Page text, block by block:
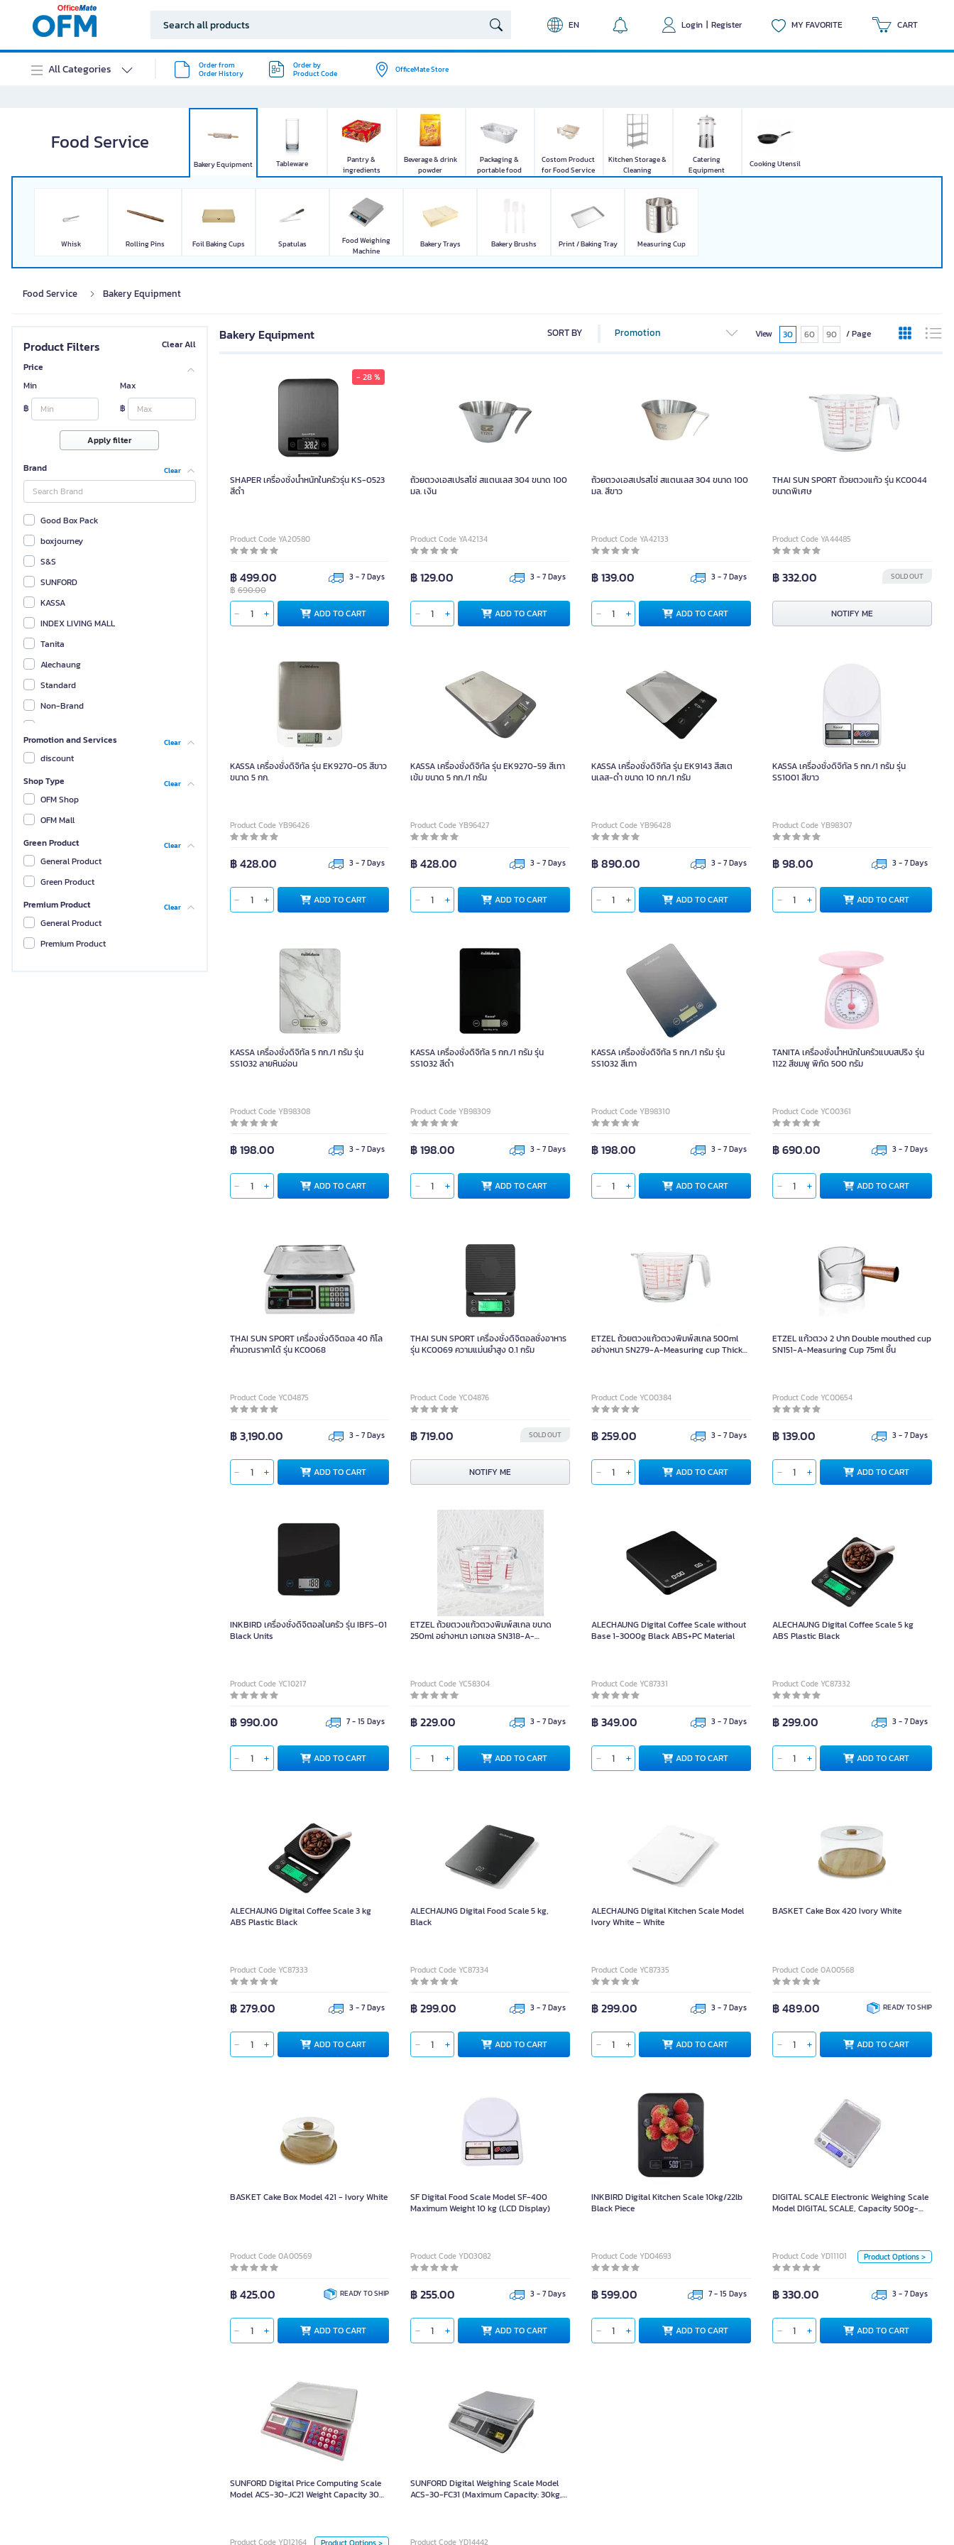
EN Login | Register MY FAVORITE CART
All Categories
Order from
Order History
Order by
Product Code
OfficeMate Store
Food Service
Bakery Equipment Tableware
Pantry &
ingredients
Beverage & drink
powder
Packaging &
portable food
supplies
Costom Product
for Food Service
Kitchen Storage &
Cleaning
Catering
Equipment
Cooking Utensil
Whisk Rolling Pins Foil Baking Cups Spatulas
Food Weighing
Machine
Bakery Trays Bakery Brushs Print / Baking Tray Measuring Cup
Food Service Bakery Equipment
Product Filters
Clear All
Price
Min
฿
Max
฿
Apply filter
Brand Clear
Good Box Pack
boxjourney
S&S
SUNFORD
KASSA
INDEX LIVING MALL
Tanita
Alechaung
Standard
Non-Brand
ETZEL
THAI SUN SPORT
Meyer
Chicken Balloon
Promotion and Services Clear
discount
Shop Type
Clear
OFM Shop
OFM Mall
Green Product
Clear
General Product
Green Product
Premium Product
Clear
General Product
Premium Product
Bakery Equipment SORT BY Promotion View 30 60 90 / Page
- 28 %
SHAPER เครื่องชั่งน้ำหนักในครัวรุ่น KS-0523
สีดำ
Product Code YA20580
฿ 499.00
฿690.00
3 - 7 Days
ADD TO CART
ถ้วยตวงเอสเปรสโซ่ สแตนเลส 304 ขนาด 100
มล. เงิน
Product Code YA42134
฿ 129.00 3 - 7 Days
ADD TO CART
ถ้วยตวงเอสเปรสโซ่ สแตนเลส 304 ขนาด 100
มล. สีขาว
Product Code YA42133
฿ 139.00 3 - 7 Days
ADD TO CART
THAI SUN SPORT ถ้วยตวงแก้ว รุ่น KC0044
ขนาดพิเศษ
Product Code YA44485
฿ 332.00 SOLD OUT
NOTIFY ME
KASSA เครื่องชั่งดิจิทัล รุ่น EK9270-05 สีขาว
ขนาด 5 กก.
Product Code YB96426
฿ 428.00 3 - 7 Days
ADD TO CART
KASSA เครื่องชั่งดิจิทัล รุ่น EK9270-59 สีเทา
เข้ม ขนาด 5 กก./1 กรัม
Product Code YB96427
฿ 428.00 3 - 7 Days
ADD TO CART
KASSA เครื่องชั่งดิจิทัล รุ่น EK9143 สีสเต
นเลส-ดำ ขนาด 10 กก./1 กรัม
Product Code YB96428
฿ 890.00 3 - 7 Days
ADD TO CART
KASSA เครื่องชั่งดิจิทัล 5 กก./1 กรัม รุ่น
SS1001 สีขาว
Product Code YB98307
฿ 98.00 3 - 7 Days
ADD TO CART
KASSA เครื่องชั่งดิจิทัล 5 กก./1 กรัม รุ่น
SS1032 ลายหินอ่อน
Product Code YB98308
฿ 198.00 3 - 7 Days
ADD TO CART
KASSA เครื่องชั่งดิจิทัล 5 กก./1 กรัม รุ่น
SS1032 สีดำ
Product Code YB98309
฿ 198.00 3 - 7 Days
ADD TO CART
KASSA เครื่องชั่งดิจิทัล 5 กก./1 กรัม รุ่น
SS1032 สีเทา
Product Code YB98310
฿ 198.00 3 - 7 Days
ADD TO CART
TANITA เครื่องชั่งน้ำหนักในครัวแบบสปริง รุ่น
1122 สีชมพู พิกัด 500 กรัม
Product Code YC00361
฿ 690.00 3 - 7 Days
ADD TO CART
THAI SUN SPORT เครื่องชั่งดิจิตอล 40 กิโล
คำนวณราคาได้ รุ่น KC0068
Product Code YC04875
฿ 3,190.00 3 - 7 Days
ADD TO CART
THAI SUN SPORT เครื่องชั่งดิจิตอลชั่งอาหาร
รุ่น KC0069 ความแม่นยำสูง 0.1 กรัม
Product Code YC04876
฿ 719.00 SOLD OUT
NOTIFY ME
ETZEL ถ้วยตวงแก้วตวงพิมพ์สเกล 500ml
อย่างหนา SN279-A-Measuring cup Thick
Product Code YC00384
฿ 259.00 3 - 7 Days
ADD TO CART
ETZEL แก้วตวง 2 ปาก Double mouthed cup
SN151-A-Measuring Cup 75ml ชิ้น
Product Code YC00654
฿ 139.00 3 - 7 Days
ADD TO CART
INKBIRD เครื่องชั่งดิจิตอลในครัว รุ่น IBFS-01
Black Units
Product Code YC10217
฿ 990.00 7 - 15 Days
ADD TO CART
ETZEL ถ้วยตวงแก้วตวงพิมพ์สเกล ขนาด
250ml อย่างหนา เอทเซล SN318-A-
Product Code YC58304
฿ 229.00 3 - 7 Days
ADD TO CART
ALECHAUNG Digital Coffee Scale without
Base 1-3000g Black ABS+PC Material
Product Code YC87331
฿ 349.00 3 - 7 Days
ADD TO CART
ALECHAUNG Digital Coffee Scale 5 kg
ABS Plastic Black
Product Code YC87332
฿ 299.00 3 - 7 Days
ADD TO CART
ALECHAUNG Digital Coffee Scale 3 kg
ABS Plastic Black
Product Code YC87333
฿ 279.00 3 - 7 Days
ADD TO CART
ALECHAUNG Digital Food Scale 5 kg,
Black
Product Code YC87334
฿ 299.00 3 - 7 Days
ADD TO CART
ALECHAUNG Digital Kitchen Scale Model
Ivory White – White
Product Code YC87335
฿ 299.00 3 - 7 Days
ADD TO CART
BASKET Cake Box 420 Ivory White
Product Code 0A00568
฿ 489.00 READY TO SHIP
ADD TO CART
BASKET Cake Box Model 421 - Ivory White
Product Code 0A00569
฿ 425.00 READY TO SHIP
ADD TO CART
SF Digital Food Scale Model SF-400
Maximum Weight 10 kg (LCD Display)
Product Code YD03082
฿ 255.00 3 - 7 Days
ADD TO CART
INKBIRD Digital Kitchen Scale 10kg/22lb
Black Piece
Product Code YD04693
฿ 599.00 7 - 15 Days
ADD TO CART
DIGITAL SCALE Electronic Weighing Scale
Model DIGITAL SCALE, Capacity 500g-
Product Code YD11101 Product Options >
฿ 330.00 3 - 7 Days
ADD TO CART
DIGITAL SCALE Electronic Weighing Scale
Model DIGITAL SCALE, Capacity 500g-
0.01g, Size 10x12.5cm (Pack of 1 Unit)
Unit
ADD TO CART
SUNFORD Digital Price Computing Scale
Model ACS-30-JC21 Weight Capacity 30
Product Code YD12164
SUNFORD Digital Price Computing Scale
Model ACS-30-JC21 Weight Capacity 30
Unit
SUNFORD Digital Weighing Scale Model
ACS-30-FC31 (Maximum Capacity: 30kg,
Product Code YD14442